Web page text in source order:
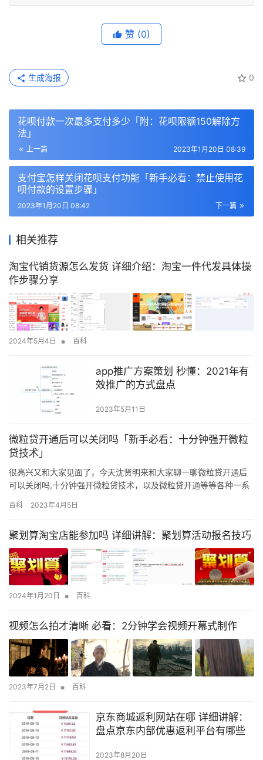
赞 (0)
0
生成海报
花呗付款一次最多支付多少「附：花呗限额150解除方
法」
上一篇 2023年1月20日 08:39
支付宝怎样关闭花呗支付功能「新手必看：禁止使用花
呗付款的设置步骤」
下一篇
2023年1月20日 08:42
相关推荐
淘宝代销货源怎么发货 详细介绍：淘宝一件代发具体操
作步骤分享
2024年5月4日 • 百科
app推广方案策划 秒懂：2021年有
效推广的方式盘点
2023年5月11日
微粒贷开通后可以关闭吗「新手必看：十分钟强开微粒
贷技术」
很高兴又和大家见面了，今天沈贤明来和大家聊一聊微粒贷开通后
可以关闭吗,十分钟强开微粒贷技术，以及微粒贷开通等等各种一系
说思路还是很重要！ 自从2015年上线以来，很多人都体验了微粒贷
么微粒贷开通条件到底是怎样的呢？一起来看看吧。转载此文是出
于传…
百科 2023年4月5日
聚划算淘宝店能参加吗 详细讲解：聚划算活动报名技巧
2024年1月20日 • 百科
视频怎么拍才清晰 必看：2分钟学会视频开幕式制作
2023年7月2日 • 百科
京东商城返利网站在哪 详细讲解：
盘点京东内部优惠返利平台有哪些
2023年8月20日